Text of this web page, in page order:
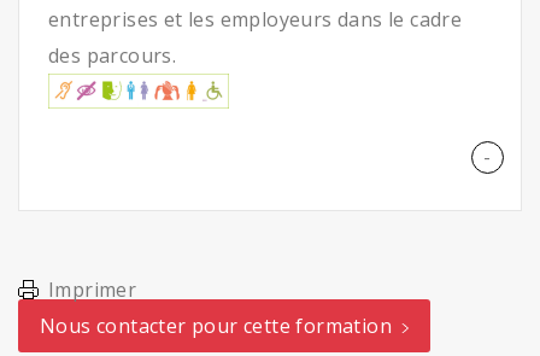
entreprises et les employeurs dans le cadre
des parcours.
Imprimer
Nous contacter pour cette formation